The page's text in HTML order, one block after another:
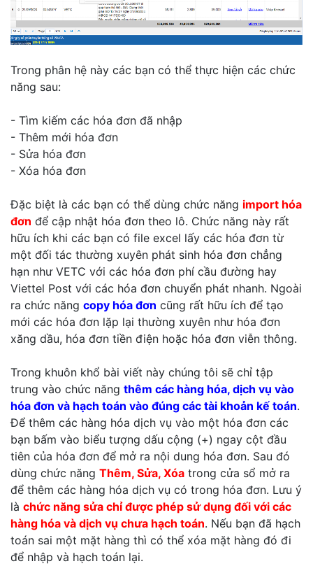
Trong phân hệ này các bạn có thể thực hiện các chức
năng sau:
- Tìm kiếm các hóa đơn đã nhập
- Thêm mới hóa đơn
- Sửa hóa đơn
- Xóa hóa đơn
Đặc biệt là các bạn có thể dùng chức năng import hóa
đơn để cập nhật hóa đơn theo lô. Chức năng này rất
hữu ích khi các bạn có file excel lấy các hóa đơn từ
một đối tác thường xuyên phát sinh hóa đơn chẳng
hạn như VETC với các hóa đơn phí cầu đường hay
Viettel Post với các hóa đơn chuyển phát nhanh. Ngoài
ra chức năng copy hóa đơn cũng rất hữu ích để tạo
mới các hóa đơn lặp lại thường xuyên như hóa đơn
xăng dầu, hóa đơn tiền điện hoặc hóa đơn viễn thông.
Trong khuôn khổ bài viết này chúng tôi sẽ chỉ tập
trung vào chức năng thêm các hàng hóa, dịch vụ vào
hóa đơn và hạch toán vào đúng các tài khoản kế toán.
Để thêm các hàng hóa dịch vụ vào một hóa đơn các
bạn bấm vào biểu tượng dấu cộng (+) ngay cột đầu
tiên của hóa đơn để mở ra nội dung hóa đơn. Sau đó
dùng chức năng Thêm, Sửa, Xóa trong cửa sổ mở ra
để thêm các hàng hóa dịch vụ có trong hóa đơn. Lưu ý
là chức năng sửa chỉ được phép sử dụng đối với các
hàng hóa và dịch vụ chưa hạch toán. Nếu bạn đã hạch
toán sai một mặt hàng thì có thể xóa mặt hàng đó đi
để nhập và hạch toán lại.